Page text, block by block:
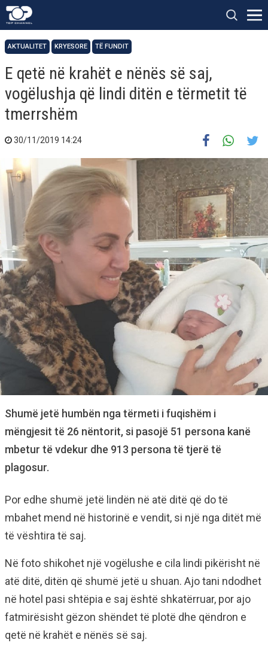
AKTUALITET KRYESORE TË FUNDIT
E qetë në krahët e nënës së saj,
vogëlushja që lindi ditën e tërmetit të
tmerrshëm
30/11/2019 14:24
Shumë jetë humbën nga tërmeti i fuqishëm i
mëngjesit të 26 nëntorit, si pasojë 51 persona kanë
mbetur të vdekur dhe 913 persona të tjerë të
plagosur.
Por edhe shumë jetë lindën në atë ditë që do të
mbahet mend në historinë e vendit, si një nga ditët më
të vështira të saj.
Në foto shikohet një vogëlushe e cila lindi pikërisht në
atë ditë, ditën që shumë jetë u shuan. Ajo tani ndodhet
në hotel pasi shtëpia e saj është shkatërruar, por ajo
fatmirësisht gëzon shëndet të plotë dhe qëndron e
qetë në krahët e nënës së saj.